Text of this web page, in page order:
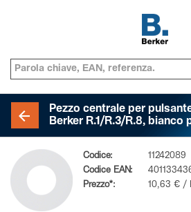
Pezzo centrale per
Berker R.1/R.3/R.8, bianco
Codice:
11242089
Codice EAN:
Prezzo*:
10,63 € /